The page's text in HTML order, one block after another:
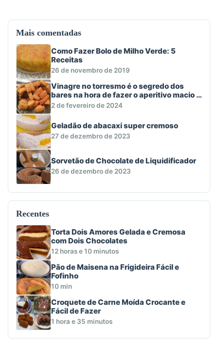
Mais comentadas
Como Fazer Bolo de Milho Verde: 5
Receitas
26 de novembro de 2019
Vinagre no torresmo é o segredo dos
bares na hora de fazer o aperitivo macio e
crocante
2 de fevereiro de 2024
Geladão de abacaxi super cremoso
27 de dezembro de 2023
Sorvetão de Chocolate de Liquidificador
26 de dezembro de 2023
Recentes
Torta Dois Amores Gelada e Cremosa
com Dois Chocolates
12 horas e 10 minutos
Pão de Maisena na Frigideira Fácil e
Fofinho
10 min
Croquete de Carne Moída Crocante e
Fácil de Fazer
1 hora e 35 minutos